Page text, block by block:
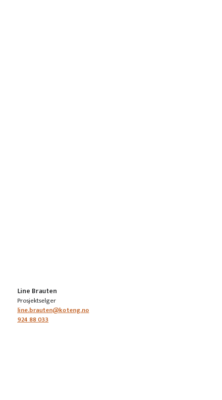
Line Brauten
Prosjektselger
line.brauten@koteng.no
924 88 033